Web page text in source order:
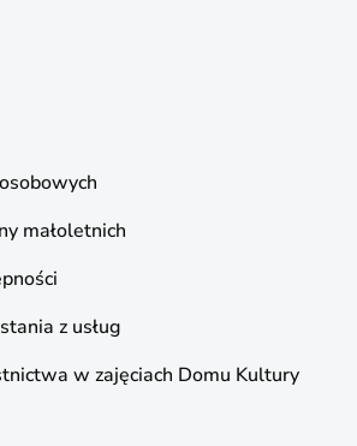
małoletnich
z usług
w zajęciach Domu Kultury